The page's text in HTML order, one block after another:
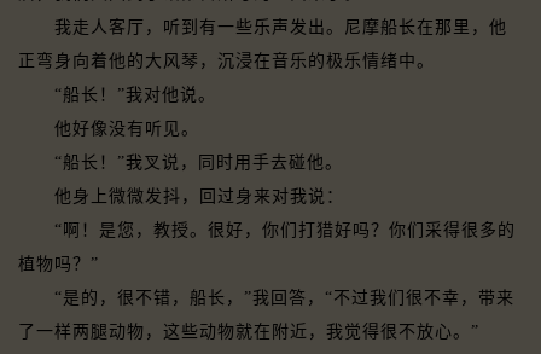
我走人客厅，听到有一些乐声发出。尼摩船长在那里，他
正弯身向着他的大风琴，沉浸在音乐的极乐情绪中。
“船长！”我对他说。
他好像没有听见。
“船长！”我叉说，同时用手去碰他。
他身上微微发抖，回过身来对我说：
“啊！是您，教授。很好，你们打猎好吗？你们采得很多的
植物吗？”
“是的，很不错，船长，”我回答，“不过我们很不幸，带来
了一样两腿动物，这些动物就在附近，我觉得很不放心。”